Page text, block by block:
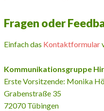
Fragen oder
Einfach das Kontaktformular
Kommunikationsgruppe
Erste Vorsitzende: Monika
Grabenstraße 35
72070 Tübingen